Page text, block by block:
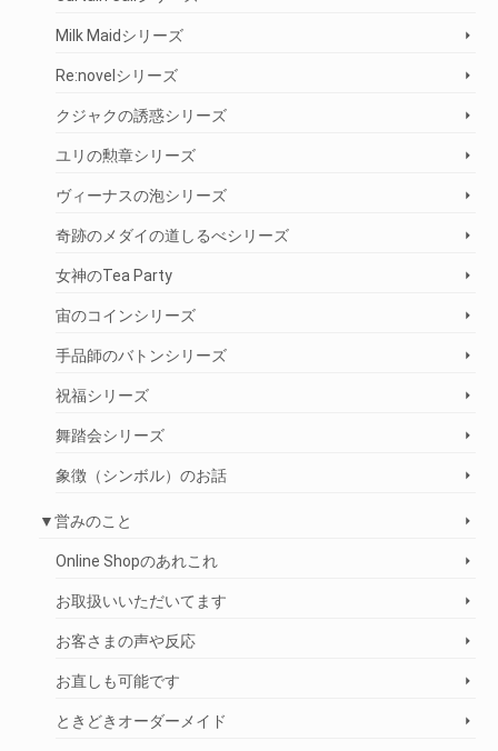
Milk Maidシリーズ
Re:novelシリーズ
クジャクの誘惑シリーズ
ユリの勲章シリーズ
ヴィーナスの泡シリーズ
奇跡のメダイの道しるべシリーズ
女神のTea Party
宙のコインシリーズ
手品師のバトンシリーズ
祝福シリーズ
舞踏会シリーズ
象徴（シンボル）のお話
▼営みのこと
Online Shopのあれこれ
お取扱いいただいてます
お客さまの声や反応
お直しも可能です
ときどきオーダーメイド